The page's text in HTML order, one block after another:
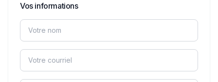
Vos informations